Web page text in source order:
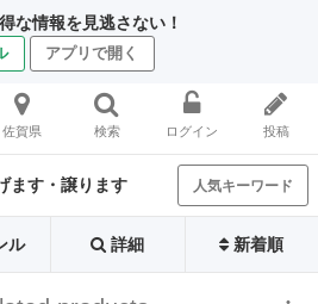
な情報を見逃さない！
アプリで開く
佐賀県 検索 ログイン 投稿
ます・譲ります 人気キーワード
ル 詳細 新着順